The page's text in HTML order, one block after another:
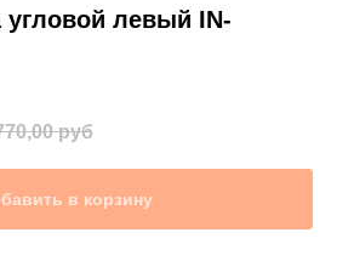
левый IN-
руб
в корзину